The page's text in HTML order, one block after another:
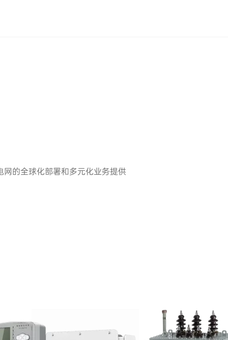
的全球化部署和多元化业务提供
的入网要求，制约出